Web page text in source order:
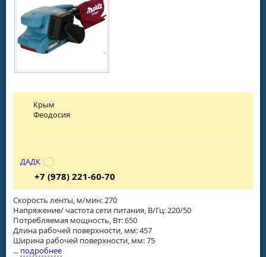
Скорость ленты, м/мин: 270
Напряжение/ частота сети питания, В/Гц: 220/50
Потребляемая мощность, Вт: 650
Длина рабочей поверхности, мм: 457
Ширина рабочей поверхности, мм: 75
... подробнее
Крым
Феодосия
ДАДК
+7 (978) 221-60-70